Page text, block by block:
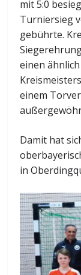
mit 5:0
Turniersieg
gebührte.
einen
einem
Damit hat
in